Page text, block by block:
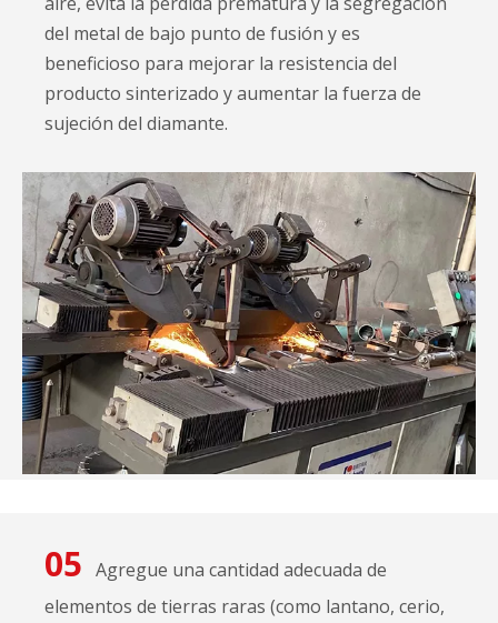
del metal de bajo punto de fusión y es
beneficioso para mejorar la resistencia del
producto sinterizado y aumentar la fuerza de
sujeción del diamante.
05 Agregue una cantidad adecuada de
elementos de tierras raras (como lantano, cerio,